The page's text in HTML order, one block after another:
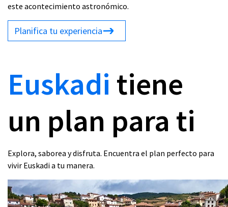
este acontecimiento astronómico.
Planifica tu experiencia
Euskadi tiene
un plan para ti
Explora, saborea y disfruta. Encuentra el plan perfecto para
vivir Euskadi a tu manera.